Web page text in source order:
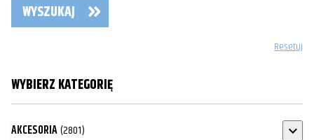
WYSZUKAJ
Resetuj
WYBIERZ KATEGORIĘ
AKCESORIA(2801)